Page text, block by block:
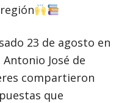
23 de agosto en
José de
compartieron
que